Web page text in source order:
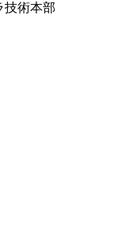
技術本部